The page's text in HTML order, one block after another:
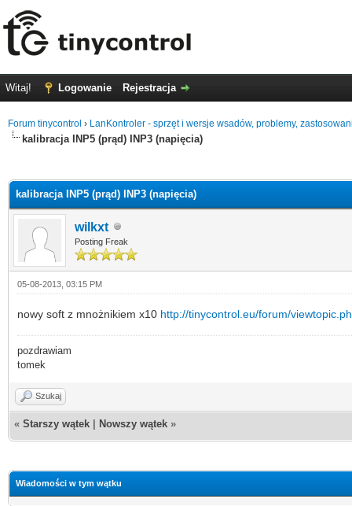
Witaj! Logowanie Rejestracja
Forum tinycontrol › LanKontroler - sprzęt i wersje wsadów, problemy,
kalibracja INP5 (prąd) INP3 (napięcia)
kalibracja INP5 (prąd) INP3 (napięcia)
wilkxt
Posting Freak
05-08-2013, 03:15 PM
nowy soft z mnożnikiem x10 http://tinycontrol.eu/forum/
pozdrawiam
tomek
Szukaj
« Starszy wątek Nowszy wątek »
Wiadomości w tym wątku